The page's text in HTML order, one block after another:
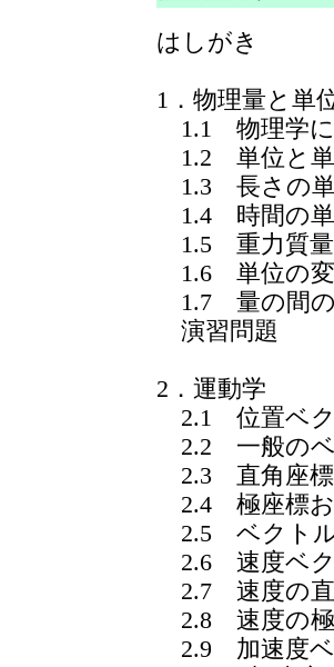
はしがき
1．物理量と単
1.1 物理学に
1.2 単位と単
1.3 長さの
1.4 時間の
1.5 重力質量
1.6 単位の変
1.7 量の間の
演習問題
2．運動学
2.1 位置ベク
2.2 一般の
2.3 直角座標
2.4 極座標お
2.5 ベクトル
2.6 速度ベ
2.7 速度の直
2.8 速度の極
2.9 加速度